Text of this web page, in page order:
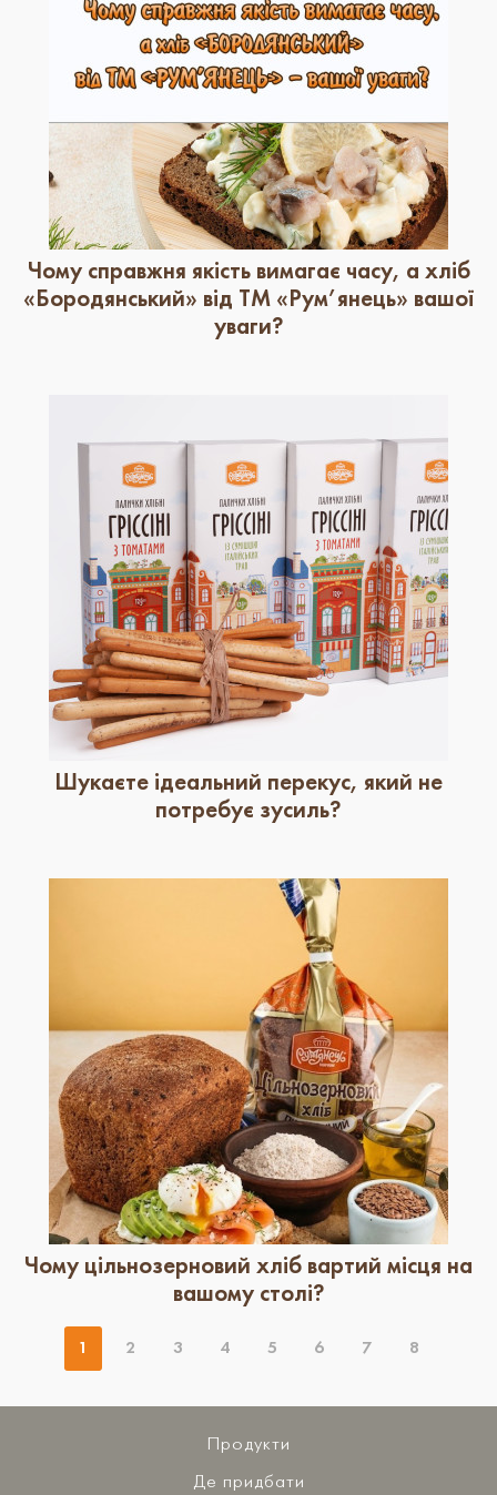
Чому справжня якість вимагає часу, а хліб
«Бородянський» від ТМ «Рум’янець» вашої
уваги?
Шукаєте ідеальний перекус, який не
потребує зусиль?
Чому цільнозерновий хліб вартий місця на
вашому столі?
1 2 3 4 5 6 7 8
Продукти
Де придбати